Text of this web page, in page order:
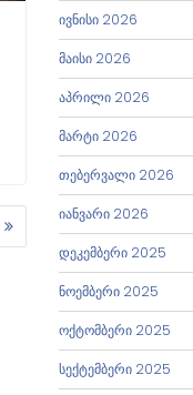
ივნისი 2026
მაისი 2026
აპრილი 2026
მარტი 2026
თებერვალი 2026
იანვარი 2026
დეკემბერი 2025
ნოემბერი 2025
ოქტომბერი 2025
სექტემბერი 2025